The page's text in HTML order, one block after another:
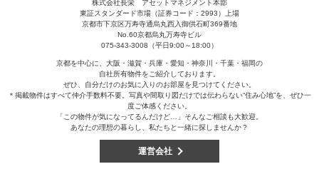
株式会社長栄 アセットマネジメント本部
東証スタンダード市場（証券コード：2993）上場
京都市下京区万寿寺通烏丸西入御供石町369番地
No.60京都烏丸万寿寺ビル
075-343-3008（平日9:00～18:00）
京都を中心に、大阪・滋賀・兵庫・愛知・神奈川・千葉・福岡の
自社所有物件をご紹介しております。
ぜひ、自分だけのお気に入りのお部屋を見つけてください。
＊掲載物件はすべて仲介手数料不要。写真や間取り図だけでは伝わらない“住み心地”を、ぜひ一
度ご体感ください。
「この物件が気になってるんだけど…」そんなご相談も大歓迎。
あなたの理想の暮らし、私たちと一緒に探しませんか？
運営会社